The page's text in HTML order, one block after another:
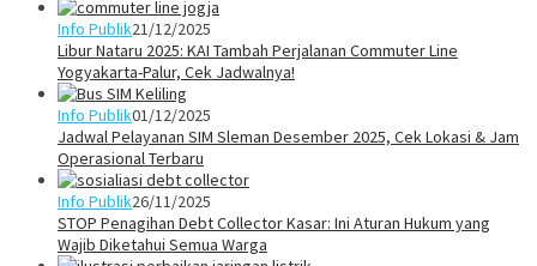
Info Publik21/12/2025
Libur Nataru 2025: KAI Tambah Perjalanan Commuter Line
Yogyakarta-Palur, Cek Jadwalnya!
Info Publik01/12/2025
Jadwal Pelayanan SIM Sleman Desember 2025, Cek Lokasi & Jam
Operasional Terbaru
Info Publik26/11/2025
STOP Penagihan Debt Collector Kasar: Ini Aturan Hukum yang
Wajib Diketahui Semua Warga